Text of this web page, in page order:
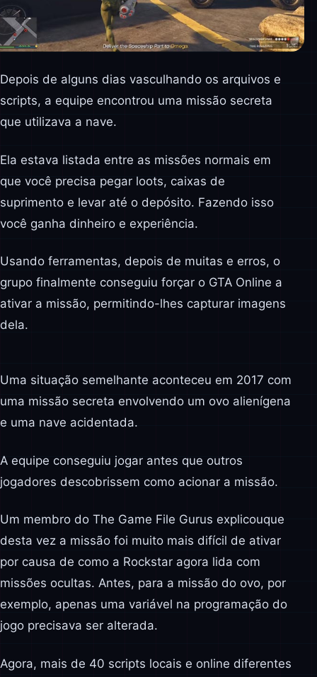
Depois de alguns dias vasculhando os arquivos e
scripts, a equipe encontrou uma missão secreta
que utilizava a nave.
Ela estava listada entre as missões normais em
que você precisa pegar loots, caixas de
suprimento e levar até o depósito. Fazendo isso
você ganha dinheiro e experiência.
Usando ferramentas, depois de muitas e erros, o
grupo finalmente conseguiu forçar o GTA Online a
ativar a missão, permitindo-lhes capturar imagens
dela.
Uma situação semelhante aconteceu em 2017 com
uma missão secreta envolvendo um ovo alienígena
e uma nave acidentada.
A equipe conseguiu jogar antes que outros
jogadores descobrissem como acionar a missão.
Um membro do The Game File Gurus explicouque
desta vez a missão foi muito mais difícil de ativar
por causa de como a Rockstar agora lida com
missões ocultas. Antes, para a missão do ovo, por
exemplo, apenas uma variável na programação do
jogo precisava ser alterada.
Agora, mais de 40 scripts locais e online diferentes